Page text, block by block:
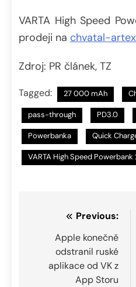
VARTA High Speed
prodeji na chvatal-
Zdroj: PR článek, TZ
Tagged: 27 000 mAh
pass-through PD3.0
Powerbanka Quick
VARTA High Speed
Navigace
příspěvek
Previous:
Apple konečně
odstranil ruské
aplikace od VK z
App Storu